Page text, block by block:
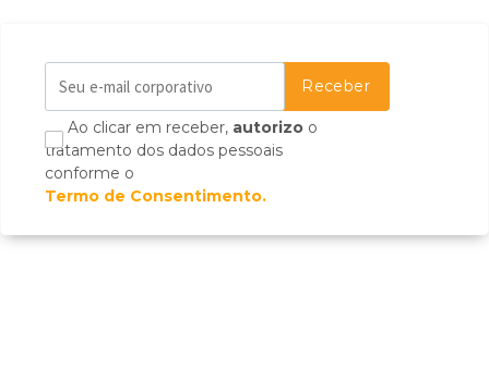
Ao clicar em receber, autorizo o
tratamento dos dados pessoais
conforme o
Termo de Consentimento.